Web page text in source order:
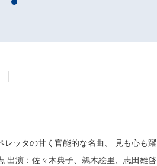
レッタの甘く官能的な名曲、 見も心も
出演：佐々木典子、鵜木絵里、志田雄